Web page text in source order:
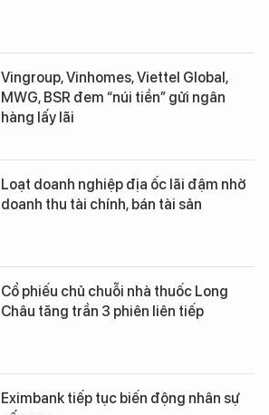
Vingroup, Vinhomes, Viettel Global,
MWG, BSR đem “núi tiền” gửi ngân
hàng lấy lãi
Loạt doanh nghiệp địa ốc lãi đậm nhờ
doanh thu tài chính, bán tài sản
Cổ phiếu chủ chuỗi nhà thuốc Long
Châu tăng trần 3 phiên liên tiếp
Eximbank tiếp tục biến động nhân sự